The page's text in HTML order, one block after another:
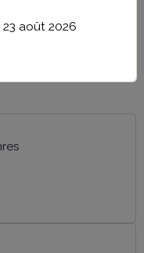
août 2026